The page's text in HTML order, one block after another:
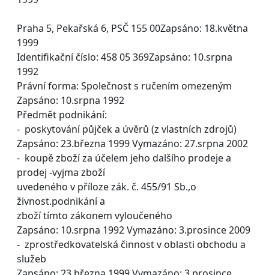
Praha 5, Pekařská 6, PSČ 155 00Zapsáno: 18.května
1999
Identifikační číslo: 458 05 369Zapsáno: 10.srpna
1992
Právní forma: Společnost s ručením omezeným
Zapsáno: 10.srpna 1992
Předmět podnikání:
- poskytování půjček a úvěrů (z vlastních zdrojů)
Zapsáno: 23.března 1999 Vymazáno: 27.srpna 2002
- koupě zboží za účelem jeho dalšího prodeje a
prodej -vyjma zboží
uvedeného v příloze zák. č. 455/91 Sb.,o
živnost.podnikání a
zboží tímto zákonem vyloučeného
Zapsáno: 10.srpna 1992 Vymazáno: 3.prosince 2009
- zprostředkovatelská činnost v oblasti obchodu a
služeb